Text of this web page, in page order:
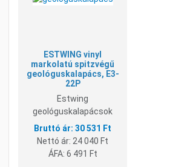
ESTWING vinyl
markolatú spitzvégű
geológuskalapács, E3-
22P
Estwing
geológuskalapácsok
30 531 Ft
Nettó ár: 24 040 Ft
ÁFA: 6 491 Ft